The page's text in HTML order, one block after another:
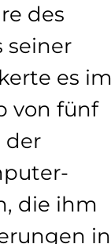
des
seiner
es
von fünf
der
die ihm
in